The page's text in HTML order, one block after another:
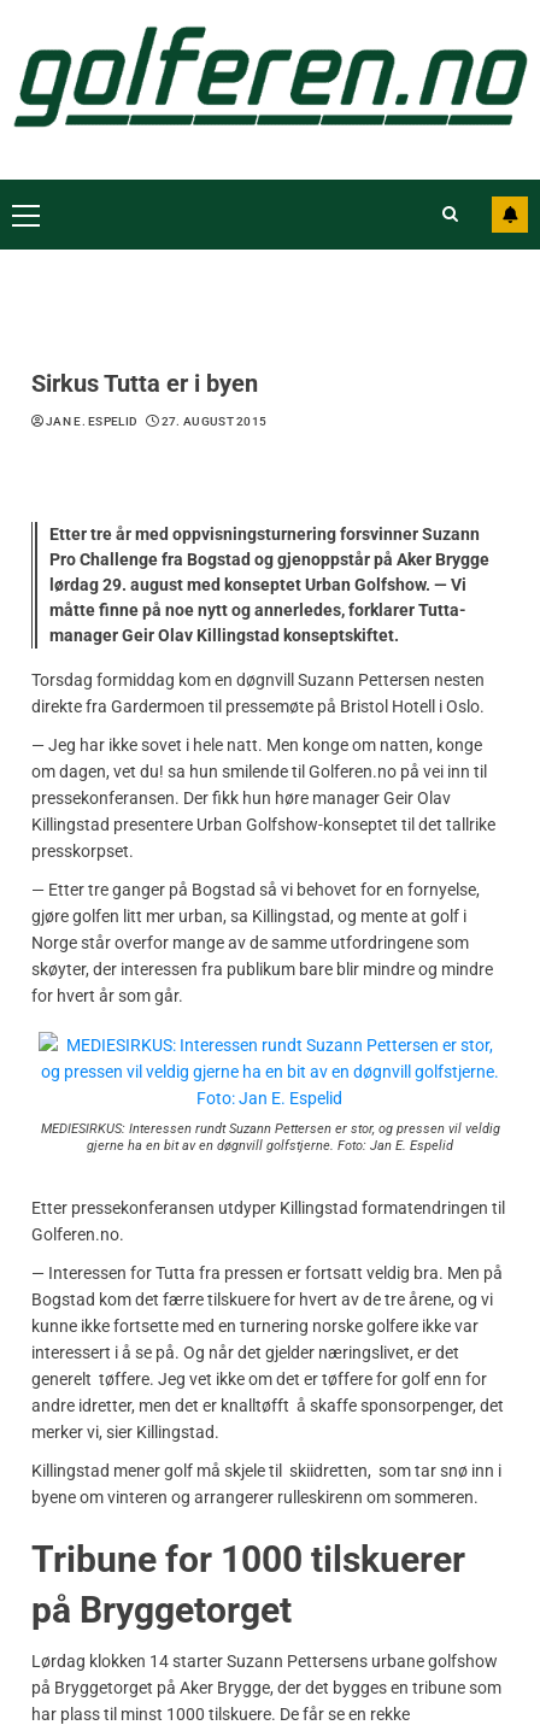
content
Primary
Menu
Sirkus Tutta er i byen
JAN E. ESPELID 27. AUGUST 2015
Etter tre år med oppvisningsturnering forsvinner Suzann
Pro Challenge fra Bogstad og gjenoppstår på Aker Brygge
lørdag 29. august med konseptet Urban Golfshow. — Vi
måtte finne på noe nytt og annerledes, forklarer Tutta-
manager Geir Olav Killingstad konseptskiftet.
Torsdag formiddag kom en døgnvill Suzann Pettersen nesten
direkte fra Gardermoen til pressemøte på Bristol Hotell i Oslo.
— Jeg har ikke sovet i hele natt. Men konge om natten, konge
om dagen, vet du! sa hun smilende til Golferen.no på vei inn til
pressekonferansen. Der fikk hun høre manager Geir Olav
Killingstad presentere Urban Golfshow-konseptet til det tallrike
presskorpset.
— Etter tre ganger på Bogstad så vi behovet for en fornyelse,
gjøre golfen litt mer urban, sa Killingstad, og mente at golf i
Norge står overfor mange av de samme utfordringene som
skøyter, der interessen fra publikum bare blir mindre og mindre
for hvert år som går.
MEDIESIRKUS: Interessen rundt Suzann Pettersen er stor, og pressen vil veldig
gjerne ha en bit av en døgnvill golfstjerne. Foto: Jan E. Espelid
Etter pressekonferansen utdyper Killingstad formatendringen til
Golferen.no.
— Interessen for Tutta fra pressen er fortsatt veldig bra. Men på
Bogstad kom det færre tilskuere for hvert av de tre årene, og vi
kunne ikke fortsette med en turnering norske golfere ikke var
interessert i å se på. Og når det gjelder næringslivet, er det
generelt tøffere. Jeg vet ikke om det er tøffere for golf enn for
andre idretter, men det er knalltøfft å skaffe sponsorpenger, det
merker vi, sier Killingstad.
Killingstad mener golf må skjele til skiidretten, som tar snø inn i
byene om vinteren og arrangerer rulleskirenn om sommeren.
Tribune for 1000 tilskuerer
på Bryggetorget
Lørdag klokken 14 starter Suzann Pettersens urbane golfshow
på Bryggetorget på Aker Brygge, der det bygges en tribune som
har plass til minst 1000 tilskuere. De får se en rekke